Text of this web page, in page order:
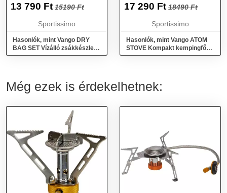
MÉRET
13 790 Ft 15190 Ft
Sportissimo
Hasonlók, mint Vango DRY
BAG SET Vízálló zsákkészlet,
zöld, méret
MÉRET
17 290 Ft 18490 Ft
Sportissimo
Hasonlók, mint Vango ATOM
STOVE Kompakt kempingfőző,
ezüst, méret
Még ezek is érdekelhetnek: